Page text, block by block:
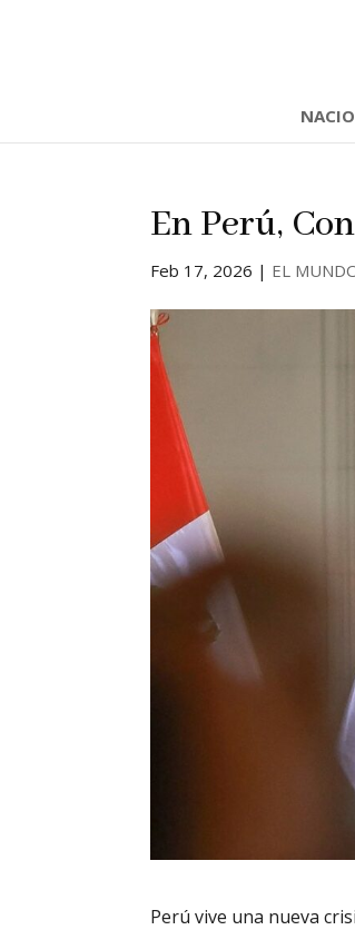
En Perú,
Feb 17, 2026 | EL
Perú vive una nueva